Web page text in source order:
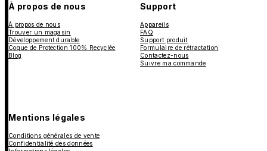
À propos de nous
À propos de nous
Trouver un magasin
Développement durable
Coque de Protection 100% Recyclée
Blog
Support
Appareils
FAQ
Support produit
Formulaire de rétractation
Contactez-nous
Suivre ma commande
Mentions légales
Conditions générales de vente
Confidentialité des données